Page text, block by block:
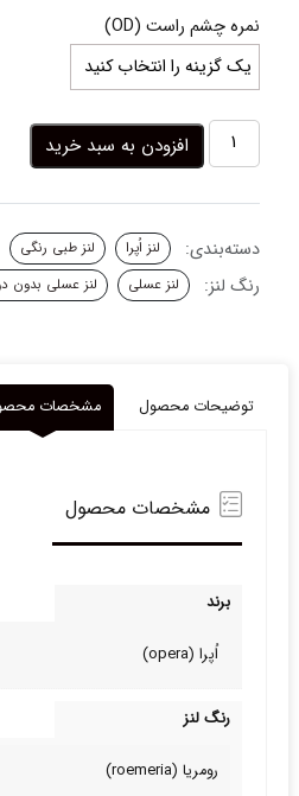
نمره چشم راست (OD)
لنز
عسلی
رومریا
عدد
افزودن به سبد خرید
دسته‌بندی: لنز اُپرا لنز طبی رنگی
رنگ لنز: لنز عسلی لنز عسلی بدون
توضیحات محصول مشخصات محصول
مشخصات محصول
برند
اُپرا (opera)
رنگ لنز
رومریا (roemeria)